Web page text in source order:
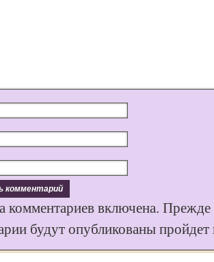
комментариев включена.
будут опубликованы пройдет